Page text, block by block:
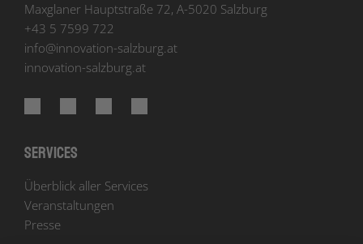
Maxglaner Hauptstraße 72, A-5020 Salzburg
+43 5 7599 722
info@innovation-salzburg.at
innovation-salzburg.at
Services
Überblick aller Services
Veranstaltungen
Presse